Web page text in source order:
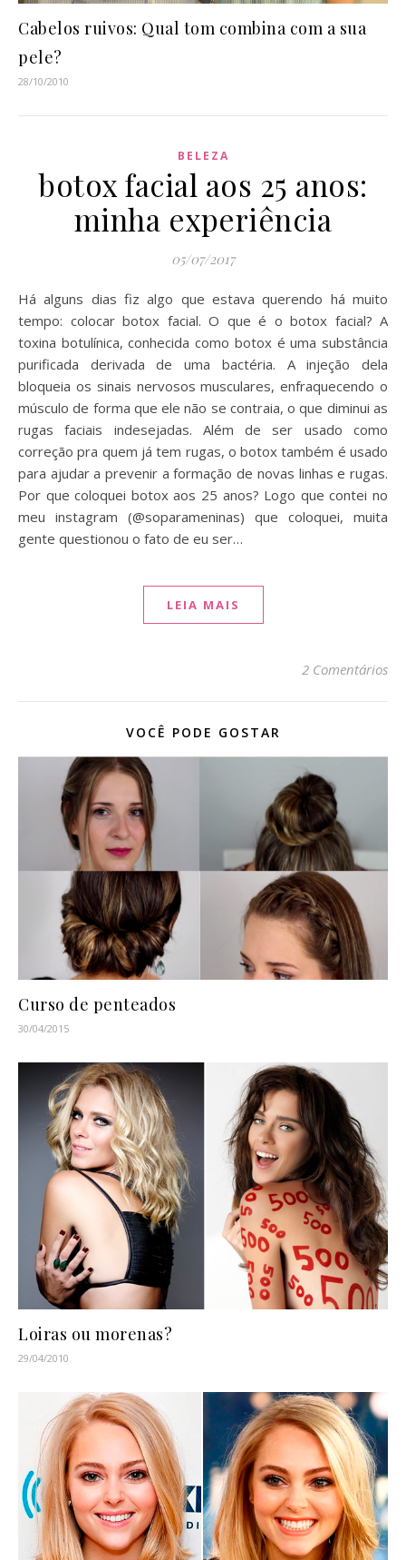
Cabelos ruivos: Qual tom combina com a sua
pele?
28/10/2010
BELEZA
botox facial aos 25 anos:
minha experiência
05/07/2017
Há alguns dias fiz algo que estava querendo há muito
tempo: colocar botox facial. O que é o botox facial? A
toxina botulínica, conhecida como botox é uma substância
purificada derivada de uma bactéria. A injeção dela
bloqueia os sinais nervosos musculares, enfraquecendo o
músculo de forma que ele não se contraia, o que diminui as
rugas faciais indesejadas. Além de ser usado como
correção pra quem já tem rugas, o botox também é usado
para ajudar a prevenir a formação de novas linhas e rugas.
Por que coloquei botox aos 25 anos? Logo que contei no
meu instagram (@soparameninas) que coloquei, muita
gente questionou o fato de eu ser…
LEIA MAIS
2 Comentários
VOCÊ PODE GOSTAR
Curso de penteados
30/04/2015
Loiras ou morenas?
29/04/2010